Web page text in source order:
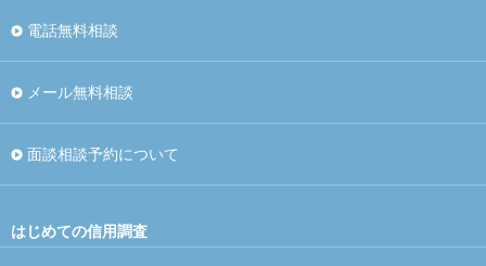
電話無料相談
メール無料相談
面談相談予約について
はじめての信用調査